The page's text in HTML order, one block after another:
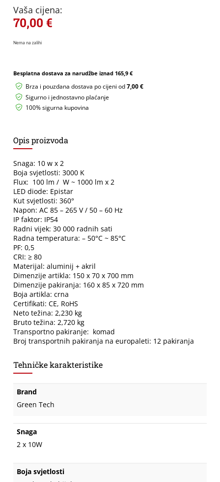
Vaša cijena:
70,00 €
Nema na zalihi
Besplatna dostava za narudžbe iznad 165,9 €
Brza i pouzdana dostava po cijeni od7,00 €
Sigurno i jednostavno plaćanje
100% sigurna kupovina
Opis proizvoda
Snaga: 10 w x 2
Boja svjetlosti: 3000 K
Flux: 100 lm / W ~ 1000 lm x 2
LED diode: Epistar
Kut svjetlosti: 360°
Napon: AC 85 – 265 V / 50 – 60 Hz
IP faktor: IP54
Radni vijek: 30 000 radnih sati
Radna temperatura: – 50°C ~ 85°C
PF: 0,5
CRI: ≥ 80
Materijal: aluminij + akril
Dimenzije artikla: 150 x 70 x 700 mm
Dimenzije pakiranja: 160 x 85 x 720 mm
Boja artikla: crna
Certifikati: CE, RoHS
Neto težina: 2,230 kg
Bruto težina: 2,720 kg
Transportno pakiranje: komad
Broj transportnih pakiranja na europaleti: 12 pakiranja
Tehničke karakteristike
Brand
Green Tech
Snaga
2 x 10W
Boja svjetlosti